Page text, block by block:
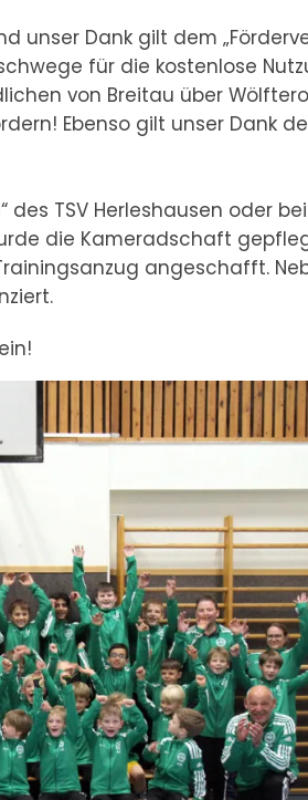
unser Dank gilt dem
für die kostenlose
von Breitau über
Ebenso gilt unser Dank
des TSV Herleshausen oder bei
die Kameradschaft
angeschafft.